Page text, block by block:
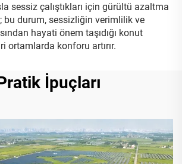
sessiz çalıştıkları için gürültü azaltma
bu durum, sessizliğin verimlilik ve
hayati önem taşıdığı konut
ortamlarda konforu artırır.
İpuçları